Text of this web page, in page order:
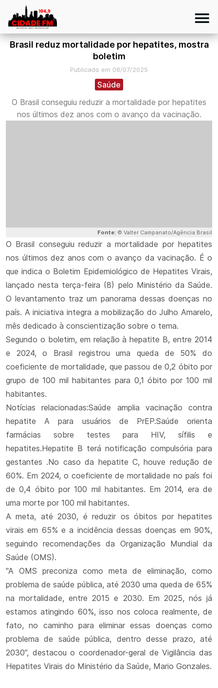
Brasil reduz mortalidade por hepatites, mostra
boletim
Publicado em 08/07/2025
Saúde
O Brasil conseguiu reduzir a mortalidade por hepatites
nos últimos dez anos com o avanço da vacinação.
Fonte: © Valter Campanato/Agência Brasil
O Brasil conseguiu reduzir a mortalidade por hepatites
nos últimos dez anos com o avanço da vacinação. É o
que indica o Boletim Epidemiológico de Hepatites Virais,
lançado nesta terça-feira (8) pelo Ministério da Saúde.
O levantamento traz um panorama dessas doenças no
país. A iniciativa integra a mobilização do Julho Amarelo,
mês dedicado à conscientização sobre o tema.
Segundo o boletim, em relação à hepatite B, entre 2014
e 2024, o Brasil registrou uma queda de 50% do
coeficiente de mortalidade, que passou de 0,2 óbito por
grupo de 100 mil habitantes para 0,1 óbito por 100 mil
habitantes.
Notícias relacionadas:Saúde amplia vacinação contra
hepatite A para usuários de PrEP.Saúde orienta
farmácias sobre testes para HIV, sífilis e
hepatites.Hepatite B terá notificação compulsória para
gestantes .No caso da hepatite C, houve redução de
60%. Em 2024, o coeficiente de mortalidade no país foi
de 0,4 óbito por 100 mil habitantes. Em 2014, era de
uma morte por 100 mil habitantes.
A meta, até 2030, é reduzir os óbitos por hepatites
virais em 65% e a incidência dessas doenças em 90%,
seguindo recomendações da Organização Mundial da
Saúde (OMS).
"A OMS preconiza como meta de eliminação, como
problema de saúde pública, até 2030 uma queda de 65%
na mortalidade, entre 2015 e 2030. Em 2025, nós já
estamos atingindo 60%, isso nos coloca realmente, de
fato, no caminho para eliminar essas doenças como
problema de saúde pública, dentro desse prazo, até
2030”, destacou o coordenador-geral de Vigilância das
Hepatites Virais do Ministério da Saúde, Mario Gonzales.